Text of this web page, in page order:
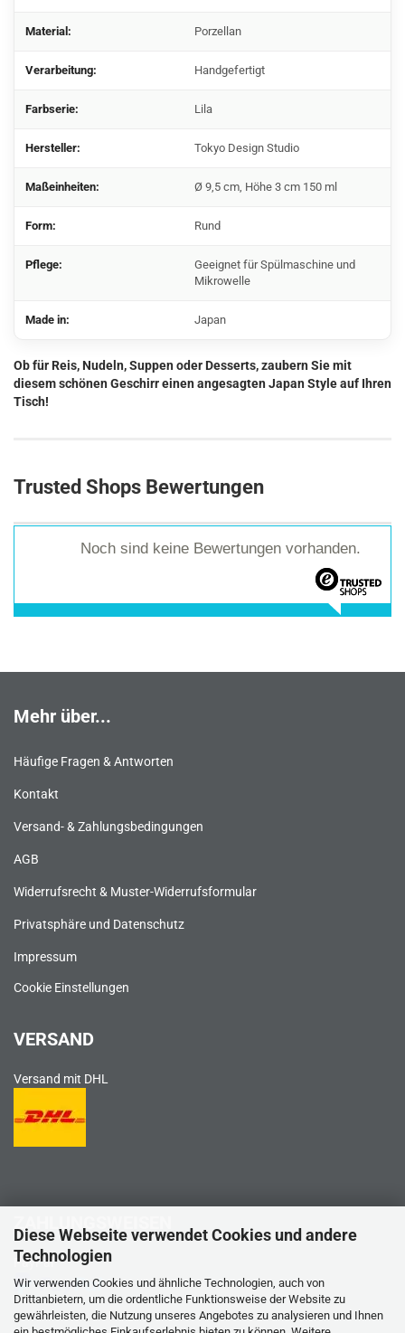
Diese Webseite verwendet Cookies und andere
Technologien
Wir verwenden Cookies und ähnliche Technologien, auch von
Drittanbietern, um die ordentliche Funktionsweise der Website zu
gewährleisten, die Nutzung unseres Angebotes zu analysieren und Ihnen
Material: Porzellan
Verarbeitung: Handgefertigt
Farbserie: Lila
Hersteller: Tokyo Design Studio
Maßeinheiten: Ø 9,5 cm, Höhe 3 cm 150 ml
Form: Rund
Pflege:
Geeignet für Spülmaschine und
Mikrowelle
Made in: Japan
Ob für Reis, Nudeln, Suppen oder Desserts, zaubern Sie mit
diesem schönen Geschirr einen angesagten Japan Style auf Ihren
Tisch!
Trusted Shops Bewertungen
Noch sind keine Bewertungen vorhanden.
Mehr über...
Häufige Fragen & Antworten
Kontakt
Versand- & Zahlungsbedingungen
AGB
Widerrufsrecht & Muster-Widerrufsformular
Privatsphäre und Datenschutz
Impressum
Cookie Einstellungen
VERSAND
Versand mit DHL
ZAHLUNGSWEISEN
PayPal